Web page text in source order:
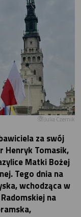
Julia Czernik
za swój
Henryk Tomasik,
Matki Bożej
Tego dnia na
wchodząca w
na